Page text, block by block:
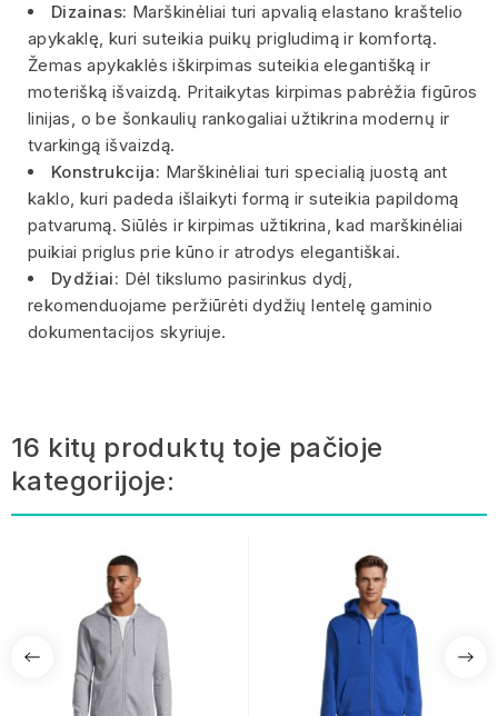
Dizainas: Marškinėliai turi apvalią elastano kraštelio
apykaklę, kuri suteikia puikų prigludimą ir komfortą.
Žemas apykaklės iškirpimas suteikia elegantišką ir
moterišką išvaizdą. Pritaikytas kirpimas pabrėžia figūros
linijas, o be šonkaulių rankogaliai užtikrina modernų ir
tvarkingą išvaizdą.
Konstrukcija: Marškinėliai turi specialią juostą ant
kaklo, kuri padeda išlaikyti formą ir suteikia papildomą
patvarumą. Siūlės ir kirpimas užtikrina, kad marškinėliai
puikiai priglus prie kūno ir atrodys elegantiškai.
Dydžiai: Dėl tikslumo pasirinkus dydį,
rekomenduojame peržiūrėti dydžių lentelę gaminio
dokumentacijos skyriuje.
16 kitų produktų toje pačioje
kategorijoje: